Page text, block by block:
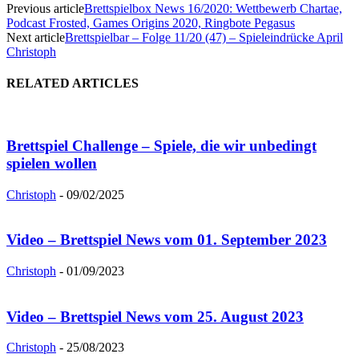
Previous articleBrettspielbox News 16/2020: Wettbewerb Chartae,
Podcast Frosted, Games Origins 2020, Ringbote Pegasus
Next articleBrettspielbar – Folge 11/20 (47) – Spieleindrücke April
Christoph
RELATED ARTICLES
Brettspiel Challenge – Spiele, die wir unbedingt
spielen wollen
Christoph - 09/02/2025
Video – Brettspiel News vom 01. September 2023
Christoph - 01/09/2023
Video – Brettspiel News vom 25. August 2023
Christoph - 25/08/2023